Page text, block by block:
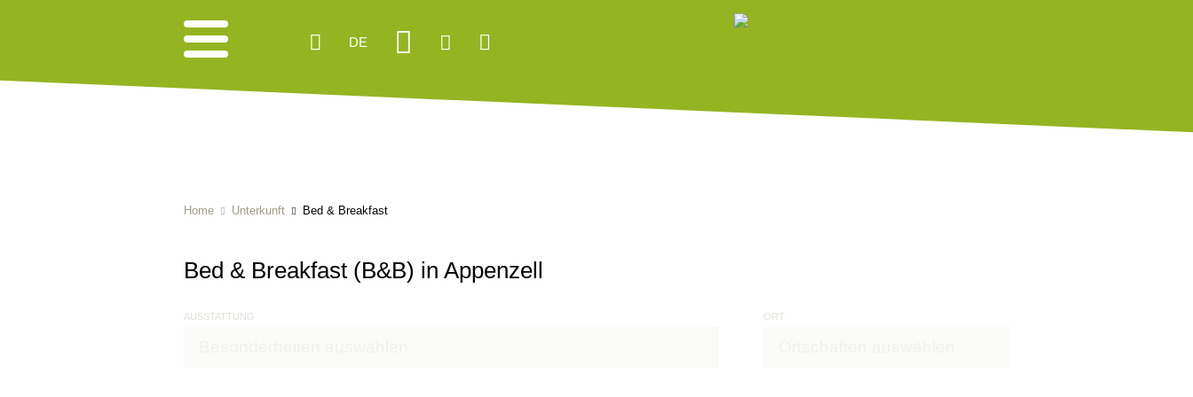
DE
Home Unterkunft Bed & Breakfast
Bed & Breakfast (B&B) in Appenzell
AUSSTATTUNG ORT